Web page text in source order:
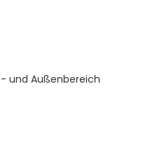
und Außenbereich